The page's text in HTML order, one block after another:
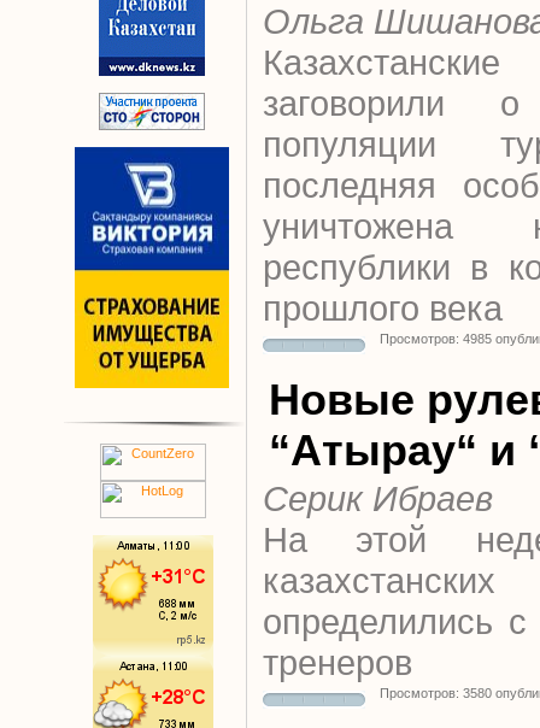
Ольга
заговорили о
популяции
последняя
уничтожена
республики в
прошлого века
Просмотров: 4985
Новые
“Атырау“ и
Серик Ибраев
На этой
определились
тренеров
Просмотров: 3580